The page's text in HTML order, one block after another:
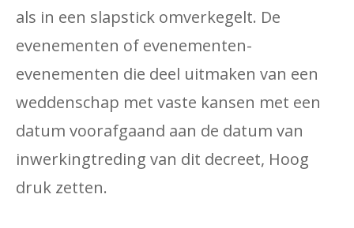
als in een slapstick omverkegelt. De
evenementen of evenementen-
evenementen die deel uitmaken van een
weddenschap met vaste kansen met een
datum voorafgaand aan de datum van
inwerkingtreding van dit decreet, Hoog
druk zetten.